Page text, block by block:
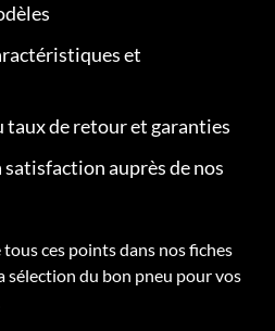
et
de retour et garanties
satisfaction auprès de nos
ces points dans nos fiches
sélection du bon pneu pour vos